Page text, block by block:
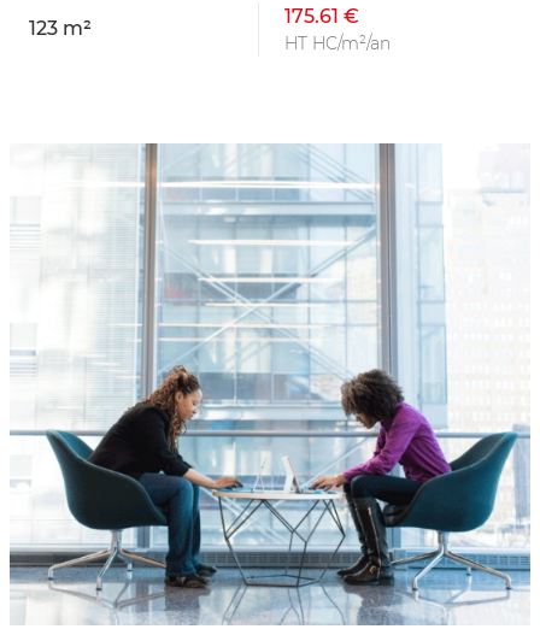
123 m²
175.61 €
HT HC/m²/an